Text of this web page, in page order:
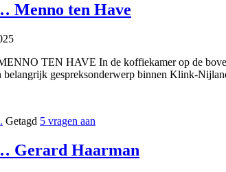
Menno ten Have
TEN HAVE In de koffiekamer op de
belangrijk gespreksonderwerp binnen Klink-
Getagd 5 vragen aan
Gerard Haarman